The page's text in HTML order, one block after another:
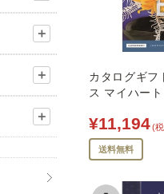
カタログギフ
ス マイハー
¥11,194(
送料無料
＋
＋
＋